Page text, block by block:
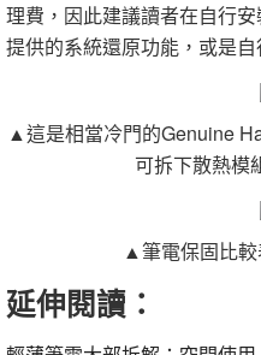
理費，因此建議讀者在自行
提供的系統還原功能，或是
▲這是相當冷門的Genuine
可拆下散熱模
▲筆電保固比較
延伸閱讀：